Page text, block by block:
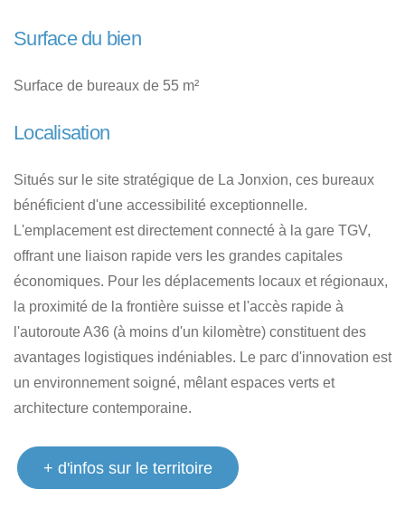
Surface du bien
Surface de bureaux de 55 m²
Localisation
Situés sur le site stratégique de La Jonxion, ces bureaux
bénéficient d'une accessibilité exceptionnelle.
L'emplacement est directement connecté à la gare TGV,
offrant une liaison rapide vers les grandes capitales
économiques. Pour les déplacements locaux et régionaux,
la proximité de la frontière suisse et l'accès rapide à
l'autoroute A36 (à moins d'un kilomètre) constituent des
avantages logistiques indéniables. Le parc d'innovation est
un environnement soigné, mêlant espaces verts et
architecture contemporaine.
+ d'infos sur le territoire